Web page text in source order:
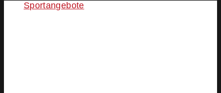
Sportangebote